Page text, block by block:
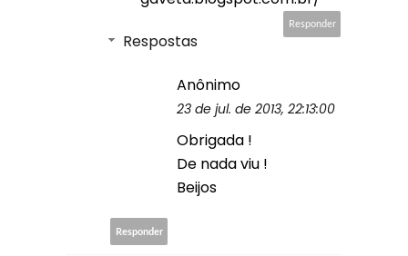
Responder
Respostas
Anônimo
23 de jul. de 2013, 22:13:00
Obrigada !
De nada viu !
Beijos
Responder